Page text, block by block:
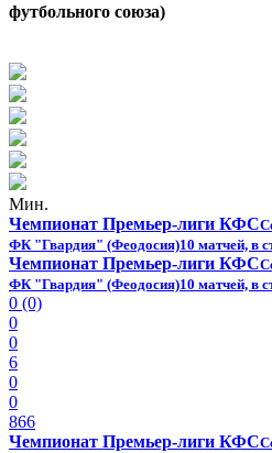
футбольного союза)
Мин.
Чемпионат Премьер-лиги КФС
ФК "Гвардия" (Феодосия)10 матчей, в
Чемпионат Премьер-лиги КФС
ФК "Гвардия" (Феодосия)10 матчей, в
0 (0)
0
0
6
0
0
866
Чемпионат Премьер-лиги КФС